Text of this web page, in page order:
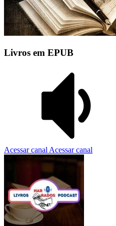
Livros em EPUB
Acessar canal Acessar canal